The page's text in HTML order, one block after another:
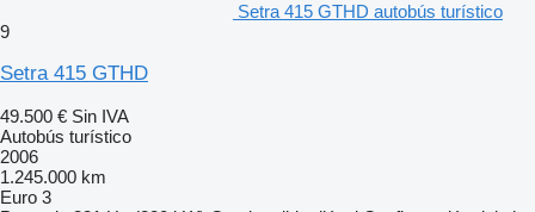
Setra 415 GTHD autobús turístico
9
Setra 415 GTHD
49.500 € Sin IVA
Autobús turístico
2006
1.245.000 km
Euro 3